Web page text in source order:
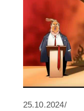
25.10.2024/